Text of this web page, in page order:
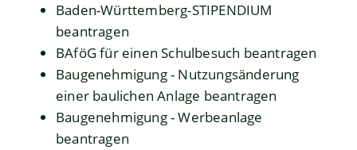
Baden-Württemberg-STIPENDIUM
beantragen
BAföG für einen Schulbesuch beantragen
Baugenehmigung - Nutzungsänderung
einer baulichen Anlage beantragen
Baugenehmigung - Werbeanlage
beantragen